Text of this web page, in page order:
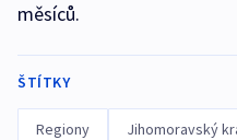
měsíců.
ŠTÍTKY
Regiony Jihomoravský